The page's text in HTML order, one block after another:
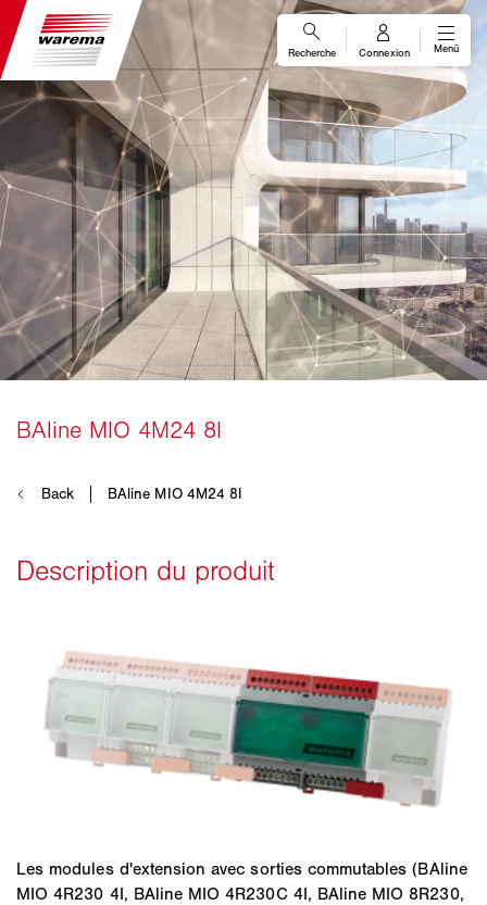
Les modules d'extension avec sorties commutables (BAline
MIO 4R230 4I, BAline MIO 4R230C 4I, BAline MIO 8R230,